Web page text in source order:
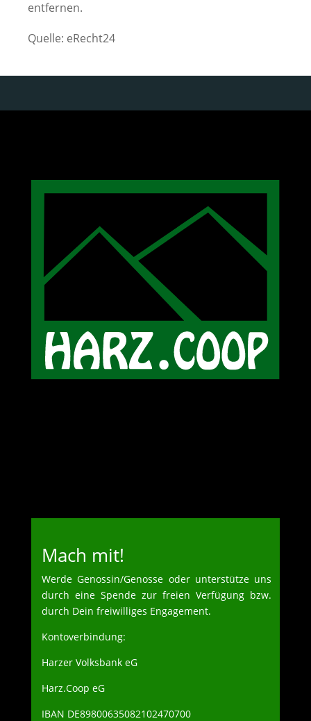
entfernen.
Quelle: eRecht24
Mach mit!
Werde Genossin/Genosse oder unterstütze uns
durch eine Spende zur freien Verfügung bzw.
durch Dein freiwilliges Engagement.
Kontoverbindung:
Harzer Volksbank eG
Harz.Coop eG
IBAN DE89800635082102470700